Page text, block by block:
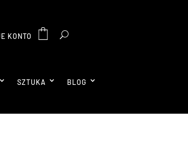
KONTO
SZTUKA BLOG